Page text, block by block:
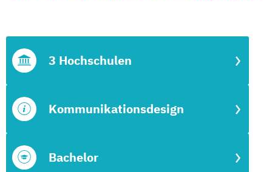
Bachelor
Kommunikationsdesign
3 Hochschulen